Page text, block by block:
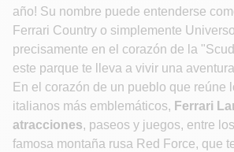
año! Su nombre puede entenderse
Ferrari Country o simplemente
precisamente en el corazón de la
este parque te lleva a vivir una
En el corazón de un pueblo que reúne
italianos más emblemáticos, Ferrari
atracciones, paseos y juegos, entre
famosa montaña rusa Red Force, que